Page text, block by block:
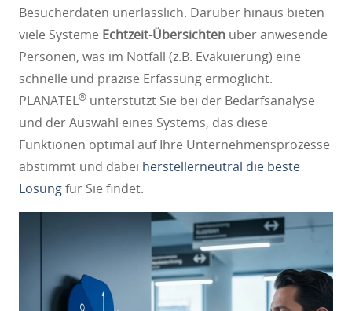
Besucherdaten unerlässlich. Darüber hinaus bieten
viele Systeme Echtzeit-Übersichten über anwesende
Personen, was im Notfall (z.B. Evakuierung) eine
schnelle und präzise Erfassung ermöglicht.
PLANATEL® unterstützt Sie bei der Bedarfsanalyse
und der Auswahl eines Systems, das diese
Funktionen optimal auf Ihre Unternehmensprozesse
abstimmt und dabei herstellerneutral die beste
Lösungfür Sie findet.